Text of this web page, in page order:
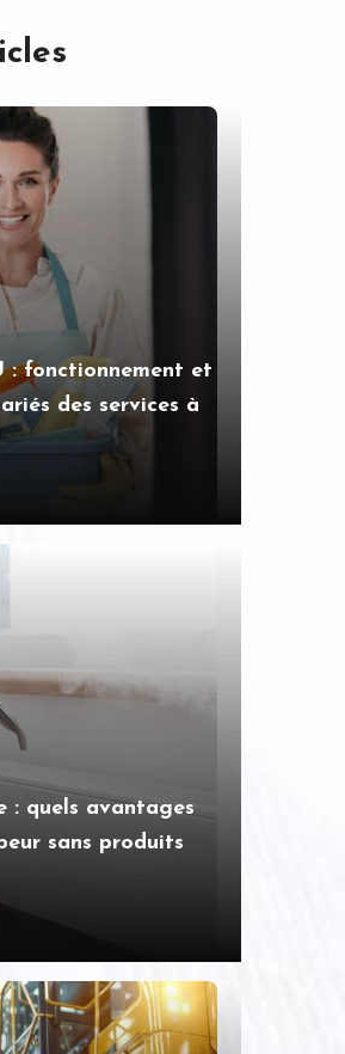
: fonctionnement et
des services à
: quels avantages
sans produits